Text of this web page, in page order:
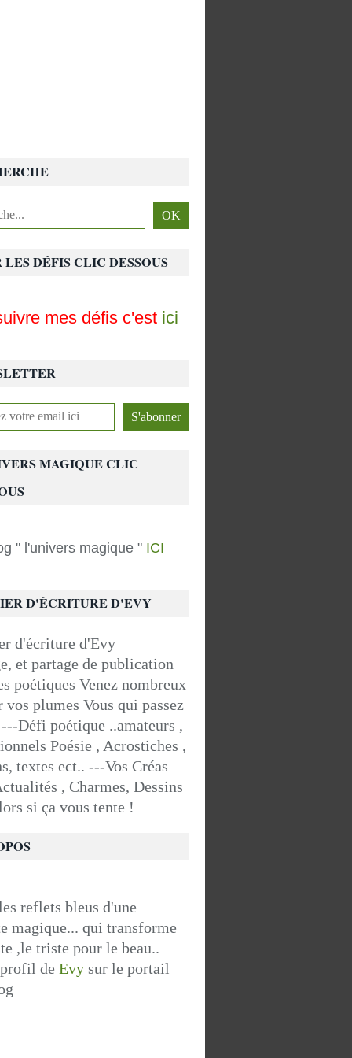
D'ÉCRITURE D'EVY
et partage de publication
poétiques Venez nombreux
vos plumes Vous qui passez
Défi poétique ..amateurs ,
Poésie , Acrostiches ,
textes ect.. ---Vos Créas
, Charmes, Dessins
si ça vous tente !
reflets bleus d'une
magique... qui transforme
,le triste pour le beau..
de Evy sur le portail
LES DÉFIS CLIC DESSOUS
mes défis c'est ici
MAGIQUE CLIC
" l'univers magique " ICI